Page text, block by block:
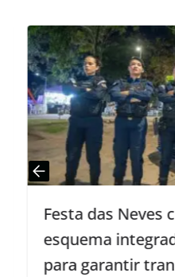
Festa das Neves
esquema
para garantir